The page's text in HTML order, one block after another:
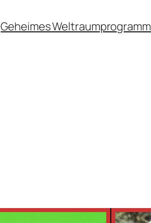
Geheimes Weltraumprogramm